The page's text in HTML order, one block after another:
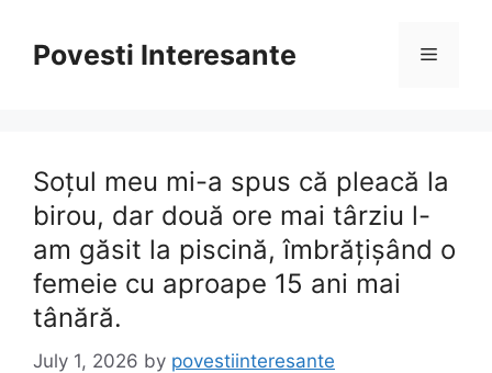
contentPovesti Interesante Menu
Soțul meu mi-a spus că pleacă la
birou, dar două ore mai târziu l-
am găsit la piscină, îmbrățișând o
femeie cu aproape 15 ani mai
tânără.
July 1, 2026 by povestiinteresante